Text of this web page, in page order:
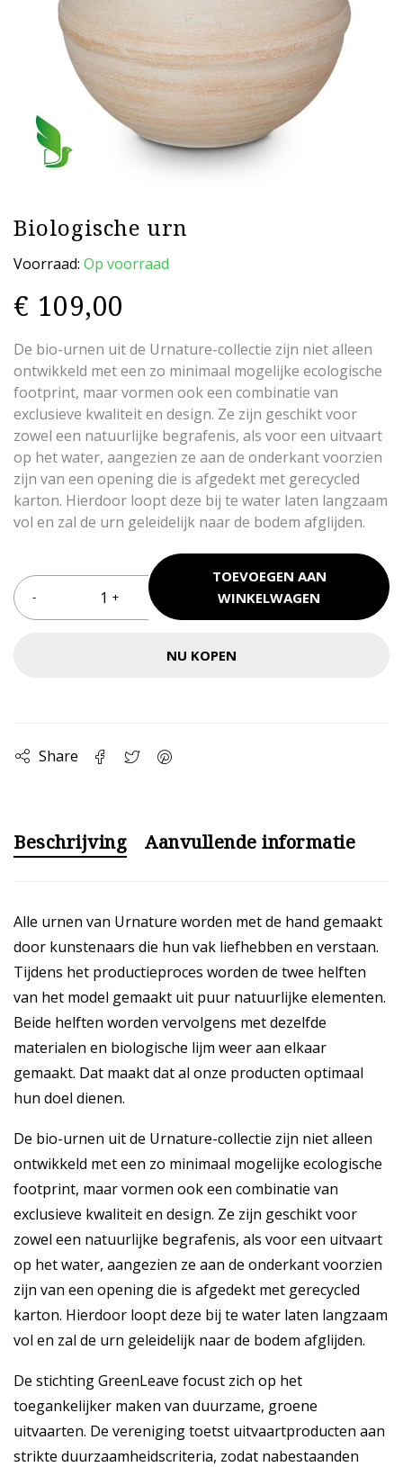
Biologische urn
Voorraad: Op voorraad
€ 109,00
De bio-urnen uit de Urnature-collectie zijn niet alleen
ontwikkeld met een zo minimaal mogelijke ecologische
footprint, maar vormen ook een combinatie van
exclusieve kwaliteit en design. Ze zijn geschikt voor
zowel een natuurlijke begrafenis, als voor een uitvaart
op het water, aangezien ze aan de onderkant voorzien
zijn van een opening die is afgedekt met gerecycled
karton. Hierdoor loopt deze bij te water laten langzaam
vol en zal de urn geleidelijk naar de bodem afglijden.
TOEVOEGEN AAN
WINKELWAGEN
NU KOPEN
Share
Beschrijving Aanvullende informatie
Alle urnen van Urnature worden met de hand gemaakt
door kunstenaars die hun vak liefhebben en verstaan.
Tijdens het productieproces worden de twee helften
van het model gemaakt uit puur natuurlijke elementen.
Beide helften worden vervolgens met dezelfde
materialen en biologische lijm weer aan elkaar
gemaakt. Dat maakt dat al onze producten optimaal
hun doel dienen.
De bio-urnen uit de Urnature-collectie zijn niet alleen
ontwikkeld met een zo minimaal mogelijke ecologische
footprint, maar vormen ook een combinatie van
exclusieve kwaliteit en design. Ze zijn geschikt voor
zowel een natuurlijke begrafenis, als voor een uitvaart
op het water, aangezien ze aan de onderkant voorzien
zijn van een opening die is afgedekt met gerecycled
karton. Hierdoor loopt deze bij te water laten langzaam
vol en zal de urn geleidelijk naar de bodem afglijden.
De stichting GreenLeave focust zich op het
toegankelijker maken van duurzame, groene
uitvaarten. De vereniging toetst uitvaartproducten aan
strikte duurzaamheidscriteria, zodat nabestaanden